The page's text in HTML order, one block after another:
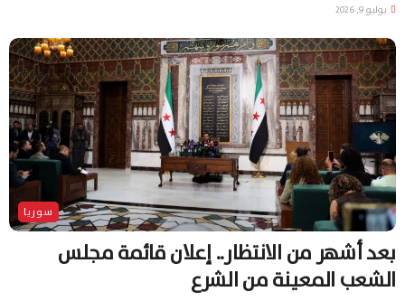
يوليو 9, 2026
سوريا
بعد أشهر من الانتظار.. إعلان قائمة مجلس
الشعب المعينة من الشرع